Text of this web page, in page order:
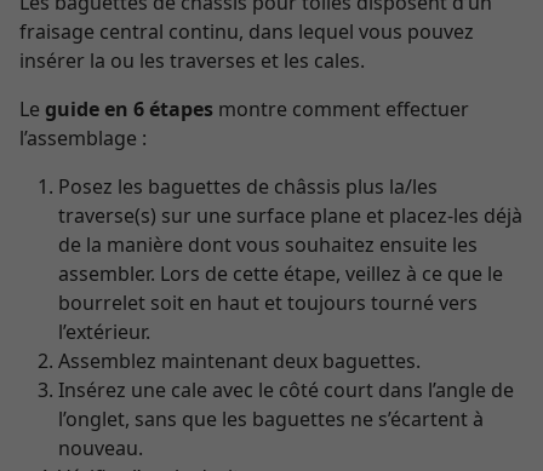
fraisage central continu, dans lequel vous pouvez
insérer la ou les traverses et les cales.
Le guide en 6 étapes montre comment effectuer
l’assemblage :
Posez les baguettes de châssis plus la/les
traverse(s) sur une surface plane et placez-les déjà
de la manière dont vous souhaitez ensuite les
assembler. Lors de cette étape, veillez à ce que le
bourrelet soit en haut et toujours tourné vers
l’extérieur.
Assemblez maintenant deux baguettes.
Insérez une cale avec le côté court dans l’angle de
l’onglet, sans que les baguettes ne s’écartent à
nouveau.